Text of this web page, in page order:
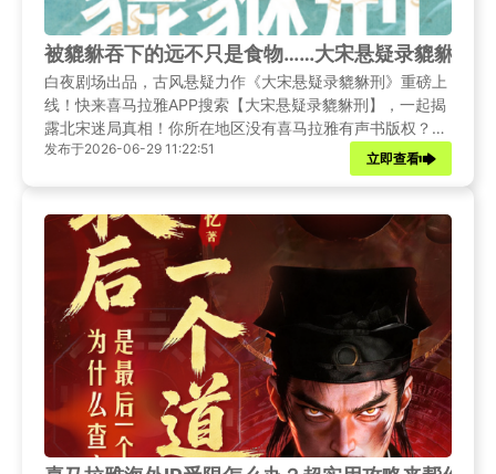
被貔貅吞下的远不只是食物……大宋悬疑录貔貅刑
白夜剧场出品，古风悬疑力作《大宋悬疑录貔貅刑》重磅上
线！快来喜马拉雅APP搜索【大宋悬疑录貔貅刑】，一起揭
露北宋迷局真相！你所在地区没有喜马拉雅有声书版权？超
实用攻略助你在海外也能轻松听书！
发布于2026-06-29 11:22:51
立即查看